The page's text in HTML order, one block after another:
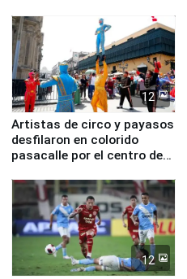
12
Artistas de circo y payasos
desfilaron en colorido
pasacalle por el centro de
12